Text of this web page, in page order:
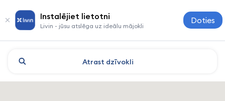
Instalējiet lietotni
Livin - jūsu atslēga uz ideālu mājokli
Doties
Atrast dzīvokli
Shanghai: viesnīcas un